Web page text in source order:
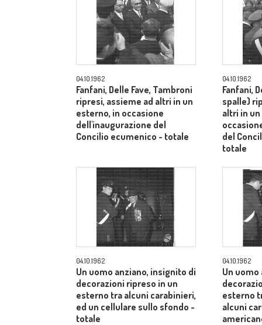
04.10.1962
Fanfani, Delle Fave, Tambroni
ripresi, assieme ad altri in un
esterno, in occasione
dell'inaugurazione del
Concilio ecumenico - totale
04.10.1962
Fanfani,
spalle)
altri in
del
totale
04.10.1962
Un uomo anziano, insignito di
decorazioni ripreso in un
esterno tra alcuni carabinieri,
ed un cellulare sullo sfondo -
totale
04.10.1962
Un
esterno
alcuni